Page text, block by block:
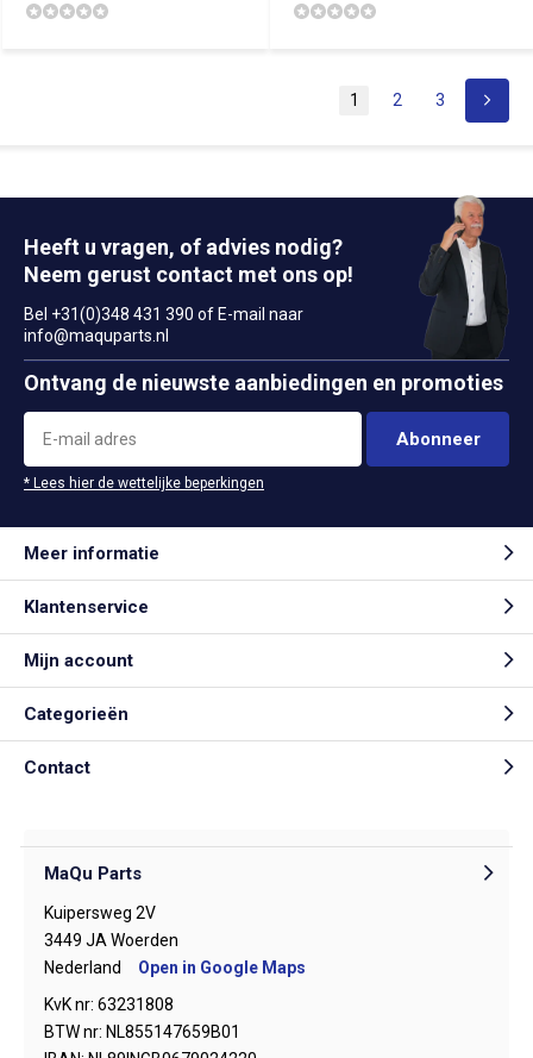
1 2 3
Heeft u vragen, of advies nodig?
Neem gerust contact met ons op!
Bel +31(0)348 431 390 of E-mail naar
info@maquparts.nl
Ontvang de nieuwste aanbiedingen en promoties
Abonneer
* Lees hier de wettelijke beperkingen
Meer informatie
Klantenservice
Mijn account
Categorieën
Contact
MaQu Parts
Kuipersweg 2V
3449 JA Woerden
Nederland
Open in Google Maps
KvK nr: 63231808
BTW nr: NL855147659B01